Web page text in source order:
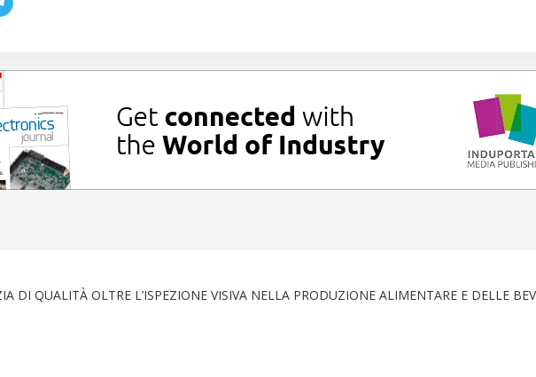
DI QUALITÀ OLTRE L’ISPEZIONE VISIVA NELLA PRODUZIONE ALIMENTARE E DELLE